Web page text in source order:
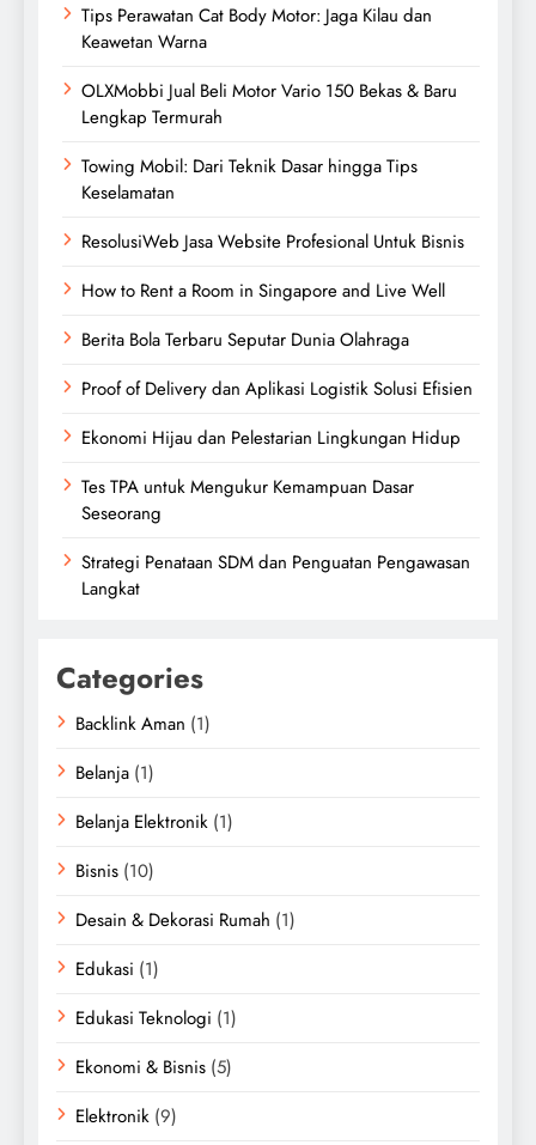
Tips Perawatan Cat Body Motor: Jaga Kilau dan
Keawetan Warna
OLXMobbi Jual Beli Motor Vario 150 Bekas & Baru
Lengkap Termurah
Towing Mobil: Dari Teknik Dasar hingga Tips
Keselamatan
ResolusiWeb Jasa Website Profesional Untuk Bisnis
How to Rent a Room in Singapore and Live Well
Berita Bola Terbaru Seputar Dunia Olahraga
Proof of Delivery dan Aplikasi Logistik Solusi Efisien
Ekonomi Hijau dan Pelestarian Lingkungan Hidup
Tes TPA untuk Mengukur Kemampuan Dasar
Seseorang
Strategi Penataan SDM dan Penguatan Pengawasan
Langkat
Categories
Backlink Aman (1)
Belanja (1)
Belanja Elektronik (1)
Bisnis (10)
Desain & Dekorasi Rumah (1)
Edukasi (1)
Edukasi Teknologi (1)
Ekonomi & Bisnis (5)
Elektronik (9)